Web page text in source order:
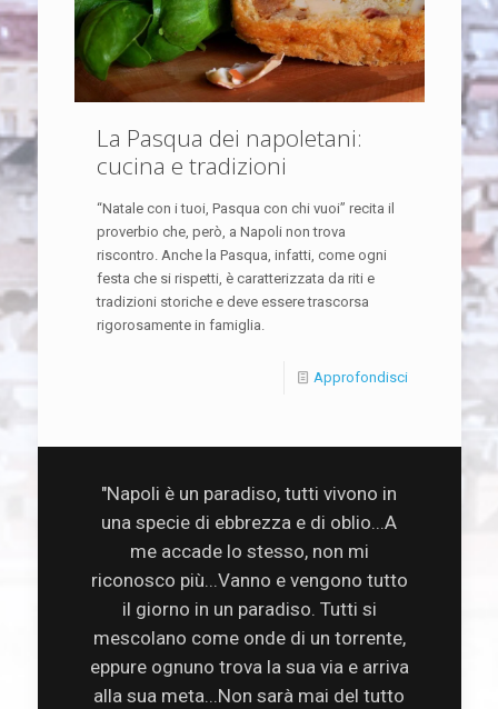
La Pasqua dei napoletani:
cucina e tradizioni
“Natale con i tuoi, Pasqua con chi vuoi” recita il
proverbio che, però, a Napoli non trova
riscontro. Anche la Pasqua, infatti, come ogni
festa che si rispetti, è caratterizzata da riti e
tradizioni storiche e deve essere trascorsa
rigorosamente in famiglia.
Approfondisci
"Napoli è un paradiso, tutti vivono in
una specie di ebbrezza e di oblio...A
me accade lo stesso, non mi
riconosco più...Vanno e vengono tutto
il giorno in un paradiso. Tutti si
mescolano come onde di un torrente,
eppure ognuno trova la sua via e arriva
alla sua meta...Non sarà mai del tutto